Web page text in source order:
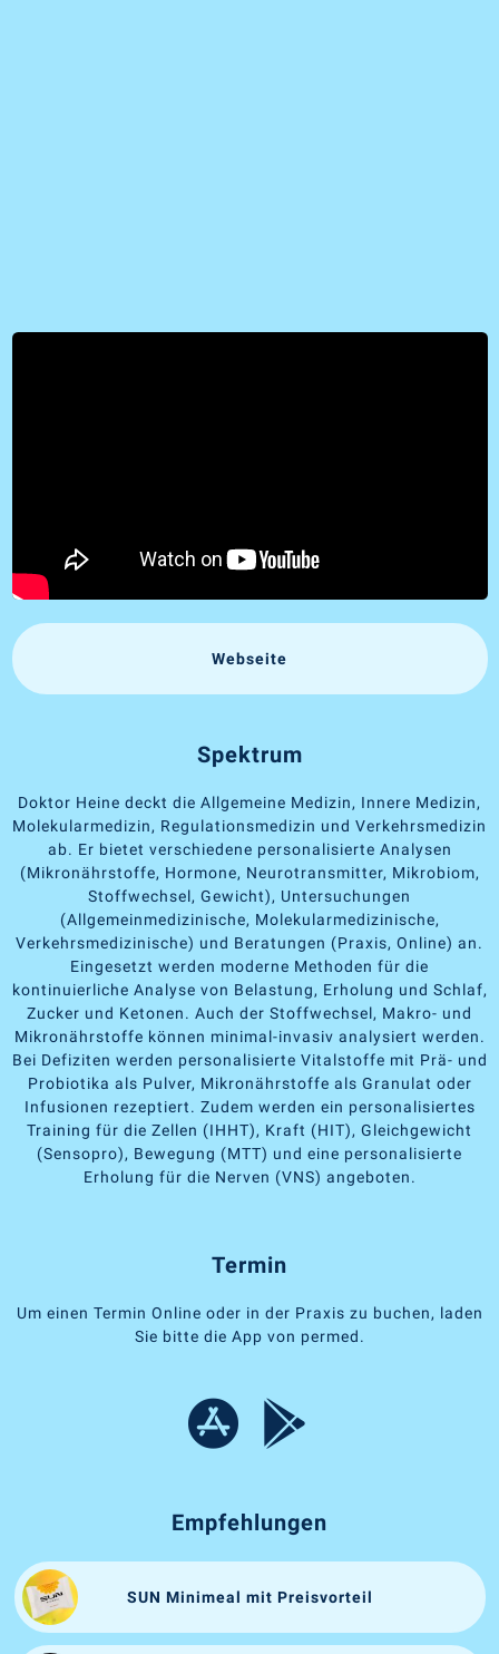
Webseite
Spektrum
Doktor Heine deckt die Allgemeine Medizin, Innere Medizin,
Molekularmedizin, Regulationsmedizin und Verkehrsmedizin
ab. Er bietet verschiedene personalisierte Analysen
(Mikronährstoffe, Hormone, Neurotransmitter, Mikrobiom,
Stoffwechsel, Gewicht), Untersuchungen
(Allgemeinmedizinische, Molekularmedizinische,
Verkehrsmedizinische) und Beratungen (Praxis, Online) an.
Eingesetzt werden moderne Methoden für die
kontinuierliche Analyse von Belastung, Erholung und Schlaf,
Zucker und Ketonen. Auch der Stoffwechsel, Makro- und
Mikronährstoffe können minimal-invasiv analysiert werden.
Bei Defiziten werden personalisierte Vitalstoffe mit Prä- und
Probiotika als Pulver, Mikronährstoffe als Granulat oder
Infusionen rezeptiert. Zudem werden ein personalisiertes
Training für die Zellen (IHHT), Kraft (HIT), Gleichgewicht
(Sensopro), Bewegung (MTT) und eine personalisierte
Erholung für die Nerven (VNS) angeboten.
Termin
Um einen Termin Online oder in der Praxis zu buchen, laden
Sie bitte die App von permed.
Empfehlungen
SUN Minimeal mit Preisvorteil